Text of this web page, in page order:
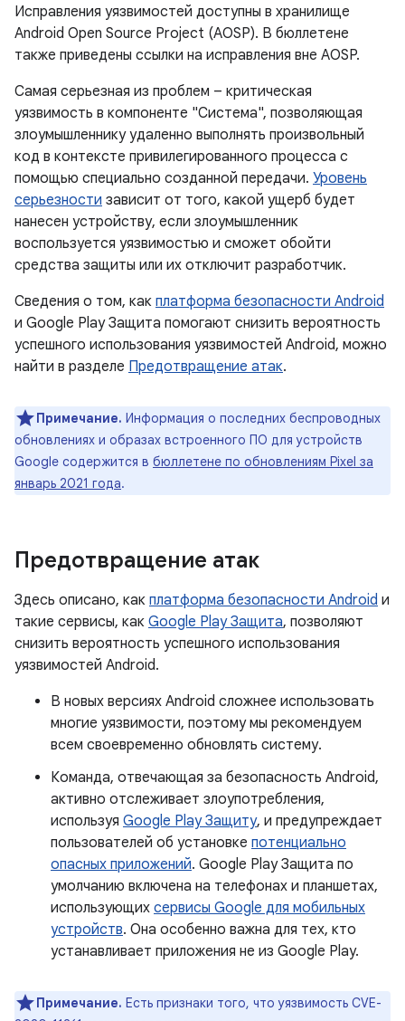
Исправления уязвимостей доступны в хранилище
Android Open Source Project (AOSP). В бюллетене
также приведены ссылки на исправления вне AOSP.
Самая серьезная из проблем – критическая
уязвимость в компоненте "Система", позволяющая
злоумышленнику удаленно выполнять произвольный
код в контексте привилегированного процесса с
помощью специально созданной передачи. Уровень
серьезности зависит от того, какой ущерб будет
нанесен устройству, если злоумышленник
воспользуется уязвимостью и сможет обойти
средства защиты или их отключит разработчик.
Сведения о том, как платформа безопасности Android
и Google Play Защита помогают снизить вероятность
успешного использования уязвимостей Android, можно
найти в разделе Предотвращение атак.
Примечание. Информация о последних беспроводных
обновлениях и образах встроенного ПО для устройств
Google содержится в бюллетене по обновлениям Pixel за
январь 2021 года.
Предотвращение атак
Здесь описано, как платформа безопасности Android и
такие сервисы, как Google Play Защита, позволяют
снизить вероятность успешного использования
уязвимостей Android.
В новых версиях Android сложнее использовать
многие уязвимости, поэтому мы рекомендуем
всем своевременно обновлять систему.
Команда, отвечающая за безопасность Android,
активно отслеживает злоупотребления,
используя Google Play Защиту, и предупреждает
пользователей об установке потенциально
опасных приложений. Google Play Защита по
умолчанию включена на телефонах и планшетах,
использующих сервисы Google для мобильных
устройств. Она особенно важна для тех, кто
устанавливает приложения не из Google Play.
Примечание. Есть признаки того, что уязвимость CVE-